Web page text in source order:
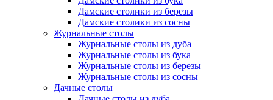
Дамские столики из березы
Дамские столики из сосны
Журнальные столы
Журнальные столы из дуба
Журнальные столы из бука
Журнальные столы из березы
Журнальные столы из сосны
Дачные столы